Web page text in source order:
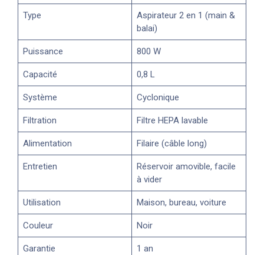
Type
Aspirateur 2 en 1 (main &
balai)
Puissance 800 W
Capacité 0,8 L
Système Cyclonique
Filtration Filtre HEPA lavable
Alimentation Filaire (câble long)
Entretien
Réservoir amovible, facile
à vider
Utilisation Maison, bureau, voiture
Couleur Noir
Garantie 1 an